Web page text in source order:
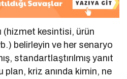
(hizmet kesintisi, ürün
belirleyin ve her senaryo
standartlaştırılmış yanıt
plan, kriz anında kimin, ne